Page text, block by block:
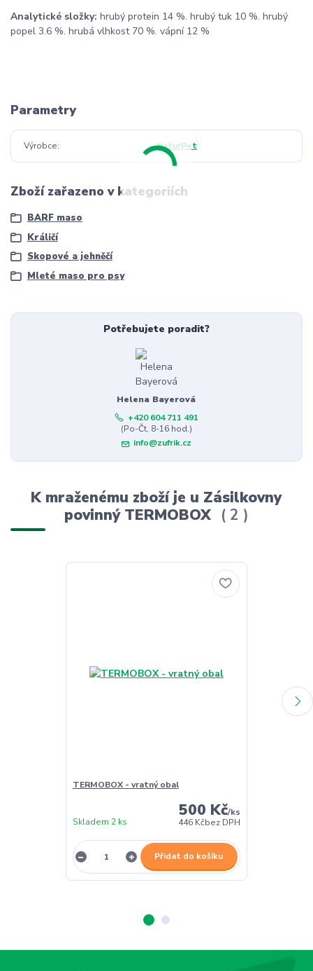
Analytické složky: hrubý protein 14 %. hrubý tuk 10 %. hrubý
popel 3.6 %. hrubá vlhkost 70 %. vápní 12 %
Parametry
Výrobce NaturPet
Zboží zařazeno v kategoriích
BARF maso
Králičí
Skopové a jehněčí
Mleté maso pro psy
Potřebujete poradit?
Helena Bayerová
+420 604 711 491
(Po-Čt, 8-16 hod.)
info@zufrik.cz
K mraženému zboží je u Zásilkovny
povinný TERMOBOX
2
TERMOBOX - vratný obal
500 Kč/ks
446 Kčbez DPH
Skladem 2 ks
Přidat do košíku